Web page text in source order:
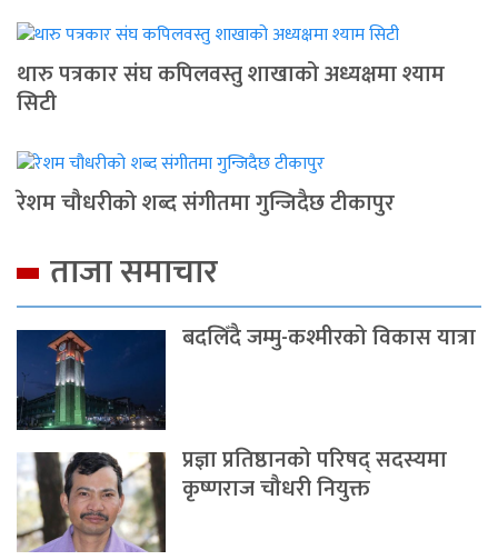
थारु पत्रकार संघ कपिलवस्तु शाखाको अध्यक्षमा श्याम
सिटी
रेशम चौधरीको शब्द संगीतमा गुन्जिदैछ टीकापुर
ताजा समाचार
बदलिँदै जम्मु-कश्मीरको विकास यात्रा
प्रज्ञा प्रतिष्ठानको परिषद् सदस्यमा
कृष्णराज चौधरी नियुक्त